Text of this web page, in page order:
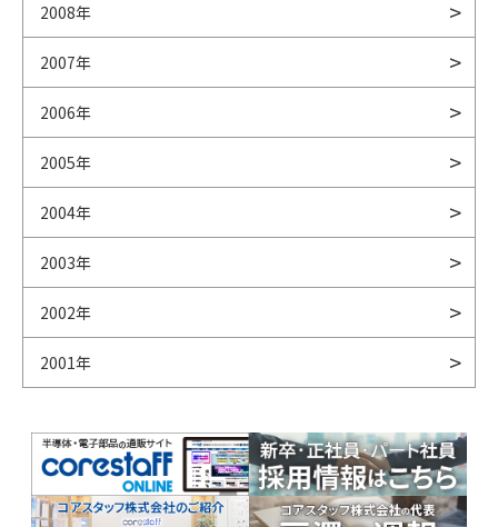
2008年
2007年
2006年
2005年
2004年
2003年
2002年
2001年